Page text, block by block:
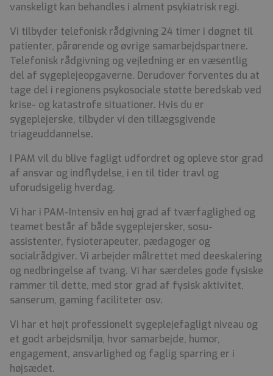
vanskeligt kan behandles i alment psykiatrisk regi.
Vi tilbyder telefonisk rådgivning 24 timer i døgnet til
patienter, pårørende og øvrige samarbejdspartnere.
Telefonisk rådgivning og vejledning er en væsentlig
del af sygeplejeopgaverne. Derudover forventes du at
tage del i regionens psykosociale støtte beredskab ved
krise- og katastrofe situationer. Hvis du er
sygeplejerske, tilbyder vi den tillægsgivende
triageuddannelse.
I PAM vil du blive fagligt udfordret og opleve stor grad
af ansvar og indflydelse, i en til tider travl og
uforudsigelig hverdag.
Vi har i PAM-Intensiv en høj grad af tværfaglighed og
teamet består af både sygeplejersker, sosu-
assistenter, fysioterapeuter, pædagoger og
socialrådgiver. Vi arbejder målrettet med deeskalering
og nedbringelse af tvang. Vi har særdeles gode fysiske
rammer til dette, med stor grad af fysisk aktivitet,
sanserum, gaming faciliteter osv.
Vi har et højt professionelt sygeplejefagligt niveau og
et godt arbejdsmiljø, hvor samarbejde, humor,
engagement, ansvarlighed og faglig sparring er i
højsædet.